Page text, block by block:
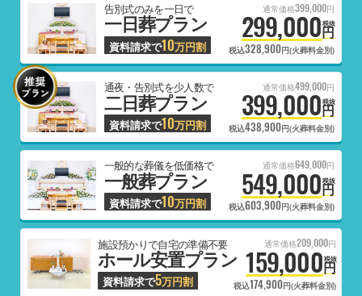
告別式のみを一日で
一日葬プラン
資料請求で10万円割
通常価格399,000円
299,000円
税抜
税込328,900円(火葬料金別)
通夜・告別式を少人数で
二日葬プラン
資料請求で10万円割
通常価格499,000円
399,000円
税抜
税込438,900円(火葬料金別)
一般的な葬儀を低価格で
一般葬プラン
資料請求で10万円割
通常価格649,000円
549,000円
税抜
税込603,900円(火葬料金別)
施設預かりで自宅の準備不要
ホール安置プラン
資料請求で5万円割
通常価格209,000円
159,000円
税抜
税込174,900円(火葬料金別)